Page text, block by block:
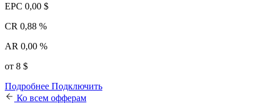
EPC 0,00 $
CR 0,88 %
AR 0,00 %
от 8 $
Подробнее Подключить
Ко всем офферам